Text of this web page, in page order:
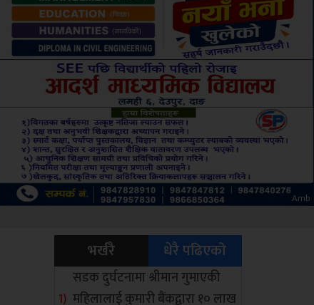
ksbus
भर्खरै धेरै पढिएको
सडक दुर्घटनामा श्रीमान गुमाएकी
महिलालाई कुमारी बैंकद्वारा १० लाख